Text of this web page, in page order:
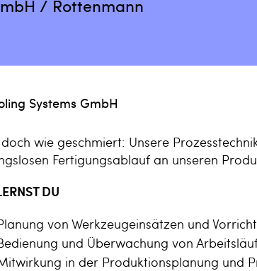
/ Rottenmann
Systems GmbH
wie geschmiert: Unsere
Fertigungsablauf an unseren
DU
von Werkzeugeinsätzen und
und Überwachung von
in der Produktionsplanung und